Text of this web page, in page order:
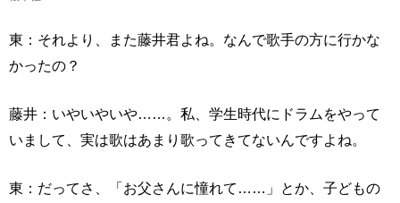
東：それより、また藤井君よね。なんで歌手の方に行かな
かったの？
藤井：いやいやいや……。私、学生時代にドラムをやって
いまして、実は歌はあまり歌ってきてないんですよね。
東：だってさ、「お父さんに憧れて……」とか、子どもの